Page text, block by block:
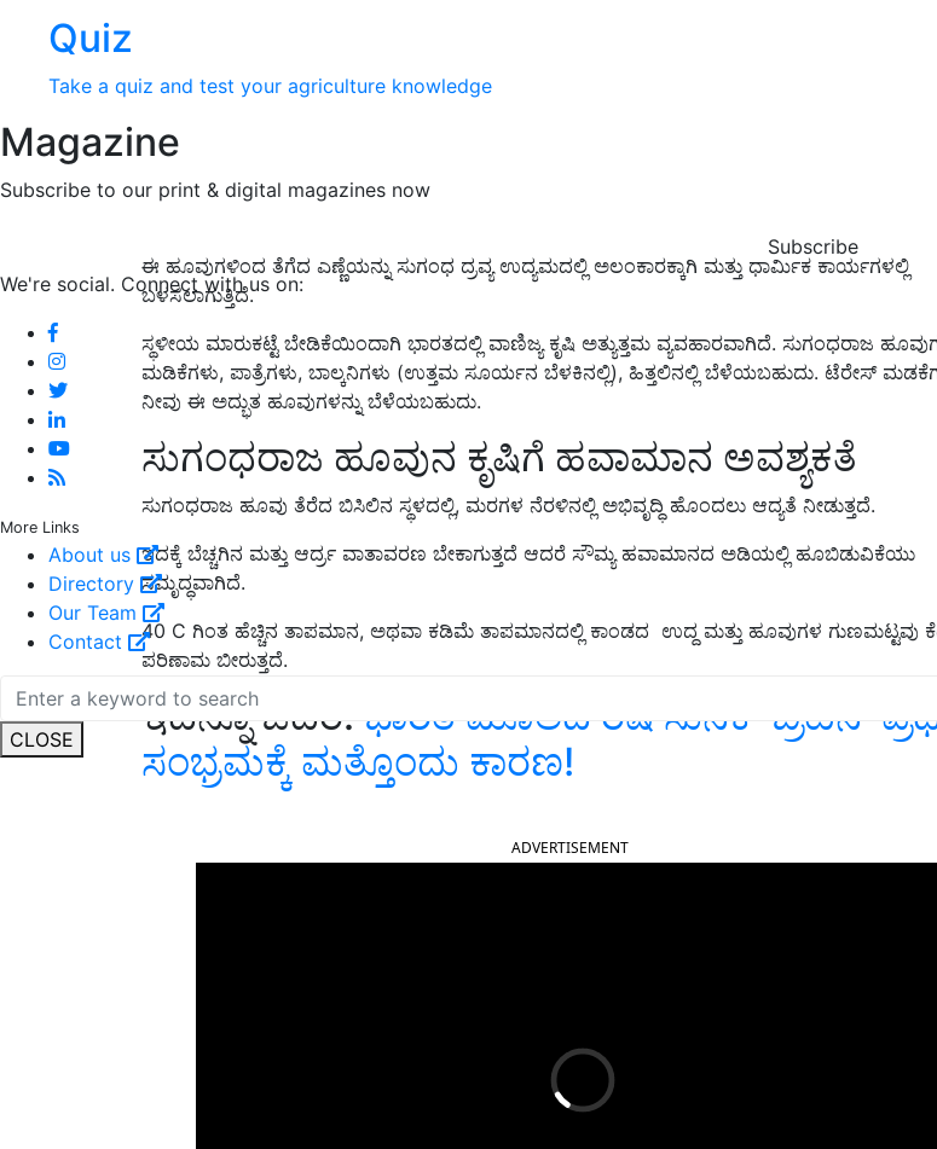
Quiz
Take a quiz and test your agriculture knowledge
Magazine
Subscribe to our print & digital magazines now
Subscribe
We're social. Connect with us on:
More Links
About us
Directory
Our Team
Contact
CLOSE
ಈ ಹೂವುಗಳಿಂದ ತೆಗೆದ ಎಣ್ಣೆಯನ್ನು ಸುಗಂಧ ದ್ರವ್ಯ ಉದ್ಯಮದಲ್ಲಿ ಅಲಂಕಾರಕ್ಕಾಗಿ ಮತ್ತು ಧಾರ್ಮಿಕ ಕಾರ್ಯಗಳಲ್ಲಿ
ಬಳಸಲಾಗುತ್ತಿದೆ.
ಸ್ಥಳೀಯ ಮಾರುಕಟ್ಟೆ ಬೇಡಿಕೆಯಿಂದಾಗಿ ಭಾರತದಲ್ಲಿ ವಾಣಿಜ್ಯ ಕೃಷಿ ಅತ್ಯುತ್ತಮ ವ್ಯವಹಾರವಾಗಿದೆ. ಸುಗಂಧರಾಜ
ಮಡಿಕೆಗಳು, ಪಾತ್ರೆಗಳು, ಬಾಲ್ಕನಿಗಳು (ಉತ್ತಮ ಸೂರ್ಯನ ಬೆಳಕಿನಲ್ಲಿ), ಹಿತ್ತಲಿನಲ್ಲಿ ಬೆಳೆಯಬಹುದು. ಟೆರೇಸ್
ನೀವು ಈ ಅದ್ಭುತ ಹೂವುಗಳನ್ನು ಬೆಳೆಯಬಹುದು.
ಸುಗಂಧರಾಜ ಹೂವುನ ಕೃಷಿಗೆ ಹವಾಮಾನ ಅವಶ್ಯಕತೆ
ಸುಗಂಧರಾಜ ಹೂವು ತೆರೆದ ಬಿಸಿಲಿನ ಸ್ಥಳದಲ್ಲಿ, ಮರಗಳ ನೆರಳಿನಲ್ಲಿ ಅಭಿವೃದ್ಧಿ ಹೊಂದಲು ಆದ್ಯತೆ ನೀಡುತ್ತದೆ.
ಇದಕ್ಕೆ ಬೆಚ್ಚಗಿನ ಮತ್ತು ಆರ್ದ್ರ ವಾತಾವರಣ ಬೇಕಾಗುತ್ತದೆ ಆದರೆ ಸೌಮ್ಯ ಹವಾಮಾನದ ಅಡಿಯಲ್ಲಿ ಹೂಬಿಡುವಿಕೆಯು
ಸಮೃದ್ಧವಾಗಿದೆ.
40 C ಗಿಂತ ಹೆಚ್ಚಿನ ತಾಪಮಾನ, ಅಥವಾ ಕಡಿಮೆ ತಾಪಮಾನದಲ್ಲಿ ಕಾಂಡದ ಉದ್ದ ಮತ್ತು ಹೂವುಗಳ ಗುಣಮಟ್ಟವು
ಪರಿಣಾಮ ಬೀರುತ್ತದೆ.
ಇದನ್ನೂ ಓದಿರಿ: ಭಾರತ ಮೂಲದ ರಿಷಿ ಸುನಕ್ ಬ್ರಿಟನ್‌
ಸಂಭ್ರಮಕ್ಕೆ ಮತ್ತೊಂದು ಕಾರಣ!